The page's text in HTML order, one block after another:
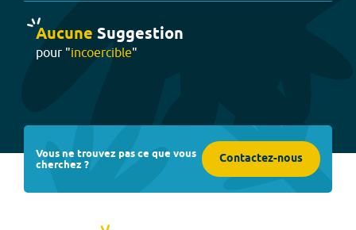
Aucune Suggestion
pour "incoercible"
Vous ne trouvez pas ce que vous
cherchez ? Contactez-nous